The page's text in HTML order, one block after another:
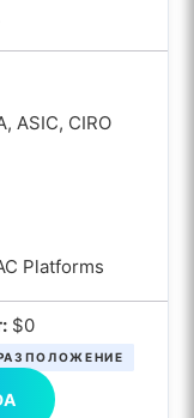
ASIC, CIRO
Platforms
$0